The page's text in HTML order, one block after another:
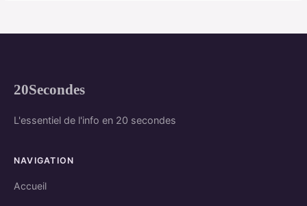
20Secondes
L'essentiel de l'info en 20 secondes
NAVIGATION
Accueil